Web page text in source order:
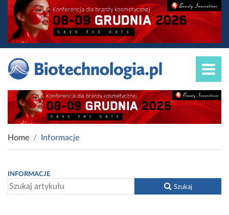
Home Informacje
INFORMACJE
Szukaj